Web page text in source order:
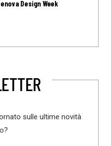
Design Week
sulle ultime novità